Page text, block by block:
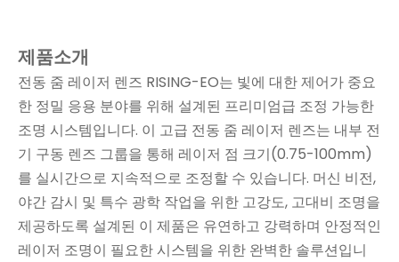
제품소개
전동 줌 레이저 렌즈 RISING-EO는 빛에 대한 제어가 중요
한 정밀 응용 분야를 위해 설계된 프리미엄급 조정 가능한
조명 시스템입니다. 이 고급 전동 줌 레이저 렌즈는 내부 전
기 구동 렌즈 그룹을 통해 레이저 점 크기(0.75-100mm)
를 실시간으로 지속적으로 조정할 수 있습니다. 머신 비전,
야간 감시 및 특수 광학 작업을 위한 고강도, 고대비 조명을
제공하도록 설계된 이 제품은 유연하고 강력하며 안정적인
레이저 조명이 필요한 시스템을 위한 완벽한 솔루션입니